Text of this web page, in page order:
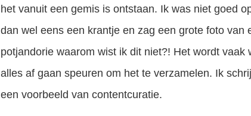
het vanuit een gemis is ontstaan. Ik was niet goed
dan wel eens een krantje en zag een grote foto
potjandorie waarom wist ik dit niet?! Het wordt
alles af gaan speuren om het te verzamelen. Ik
een voorbeeld van contentcuratie.